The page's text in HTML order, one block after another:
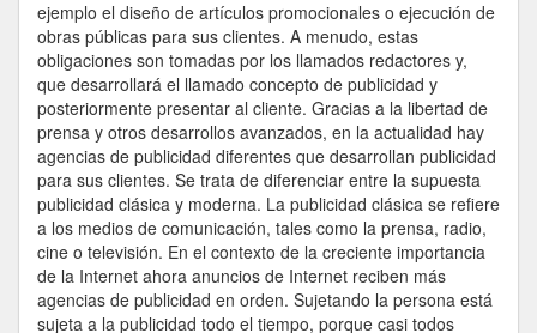
ejemplo el diseño de artículos promocionales o ejecución de
obras públicas para sus clientes. A menudo, estas
obligaciones son tomadas por los llamados redactores y,
que desarrollará el llamado concepto de publicidad y
posteriormente presentar al cliente. Gracias a la libertad de
prensa y otros desarrollos avanzados, en la actualidad hay
agencias de publicidad diferentes que desarrollan publicidad
para sus clientes. Se trata de diferenciar entre la supuesta
publicidad clásica y moderna. La publicidad clásica se refiere
a los medios de comunicación, tales como la prensa, radio,
cine o televisión. En el contexto de la creciente importancia
de la Internet ahora anuncios de Internet reciben más
agencias de publicidad en orden. Sujetando la persona está
sujeta a la publicidad todo el tiempo, porque casi todos